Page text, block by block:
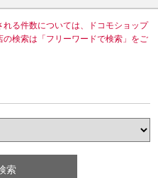
れる件数については、ドコモショップ
検索は「フリーワードで検索」をご
索